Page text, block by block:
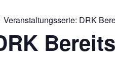
Veranstaltungsserie: DRK